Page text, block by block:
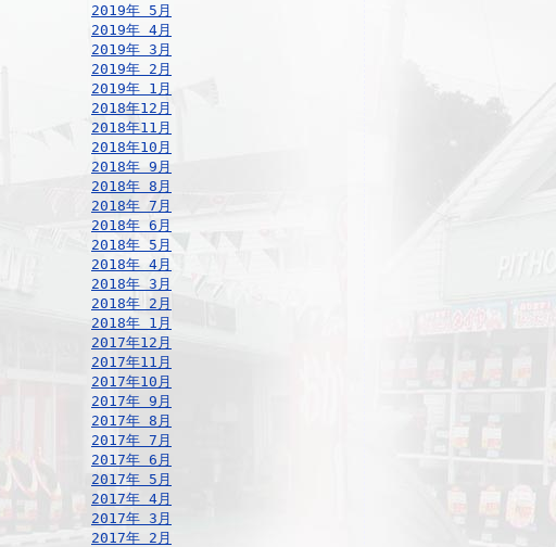
2019年 5月
2019年 4月
2019年 3月
2019年 2月
2019年 1月
2018年12月
2018年11月
2018年10月
2018年 9月
2018年 8月
2018年 7月
2018年 6月
2018年 5月
2018年 4月
2018年 3月
2018年 2月
2018年 1月
2017年12月
2017年11月
2017年10月
2017年 9月
2017年 8月
2017年 7月
2017年 6月
2017年 5月
2017年 4月
2017年 3月
2017年 2月